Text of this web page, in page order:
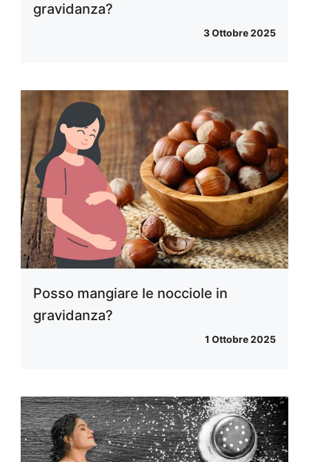
gravidanza?
3 Ottobre 2025
Posso mangiare le nocciole in
gravidanza?
1 Ottobre 2025